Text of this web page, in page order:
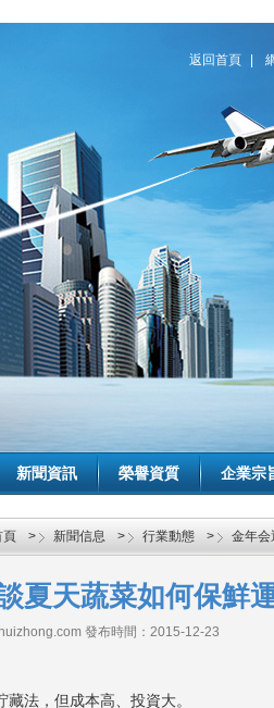
返回首頁
新聞資訊 榮譽資質 企業宗
頁 > 新聞信息 > 行業動態 > 金年会
夏天蔬菜如何保鮮
發布時間：2015-12-23
，但成本高、投資大。